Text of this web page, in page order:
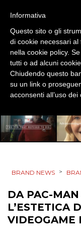
EVENTI
MOBILE
PROMOZIONI
PRODOTTI
PUNTI VENDITA
BRAND NEWS >
DA PAC-
L’ESTETICA
VIDEOGAME
Informativa
Questo sito o gli
di cookie necessari
nella cookie policy.
tutti o ad alcuni
Chiudendo questo
su un link o
acconsenti all’uso dei